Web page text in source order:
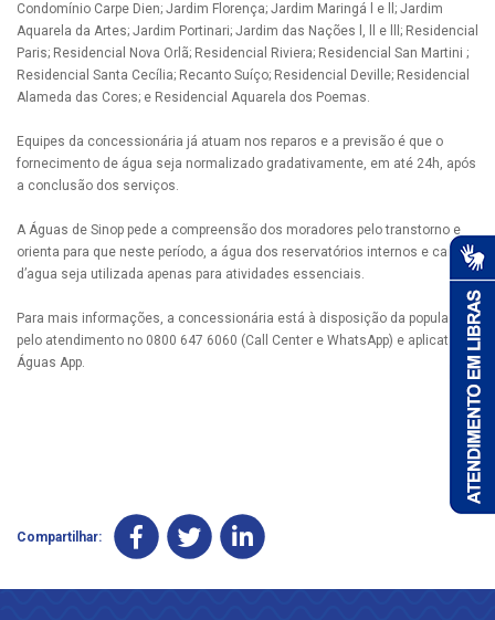
Condomínio Carpe Dien; Jardim Florença; Jardim Maringá l e ll; Jardim
Aquarela da Artes; Jardim Portinari; Jardim das Nações l, ll e lll; Residencial
Paris; Residencial Nova Orlã; Residencial Riviera; Residencial San Martini ;
Residencial Santa Cecília; Recanto Suíço; Residencial Deville; Residencial
Alameda das Cores; e Residencial Aquarela dos Poemas.
Equipes da concessionária já atuam nos reparos e a previsão é que o
fornecimento de água seja normalizado gradativamente, em até 24h, após
a conclusão dos serviços.
A Águas de Sinop pede a compreensão dos moradores pelo transtorno e
orienta para que neste período, a água dos reservatórios internos e caixas
d’agua seja utilizada apenas para atividades essenciais.
Para mais informações, a concessionária está à disposição da população
pelo atendimento no 0800 647 6060 (Call Center e WhatsApp) e aplicativo
Águas App.
Compartilhar: